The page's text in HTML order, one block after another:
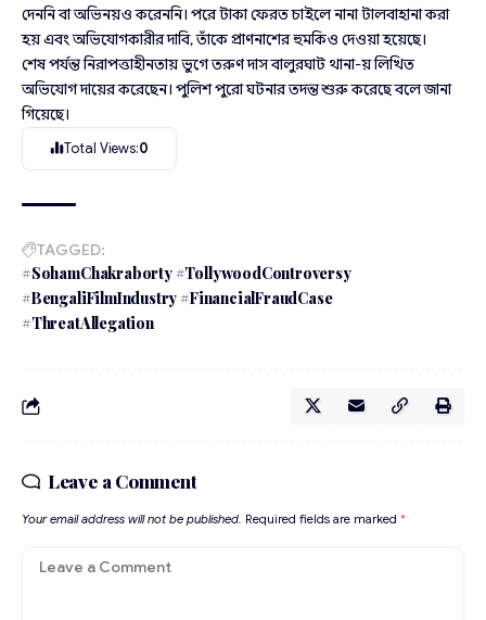
দেননি বা অভিনয়ও করেননি। পরে টাকা ফেরত চাইলে নানা টালবাহানা করা
হয় এবং অভিযোগকারীর দাবি, তাঁকে প্রাণনাশের হুমকিও দেওয়া হয়েছে।
শেষ পর্যন্ত নিরাপত্তাহীনতায় ভুগে তরুণ দাস বালুরঘাট থানা-য় লিখিত
অভিযোগ দায়ের করেছেন। পুলিশ পুরো ঘটনার তদন্ত শুরু করেছে বলে জানা
গিয়েছে।
Total Views:0
TAGGED:
#SohamChakraborty #TollywoodControversy
#BengaliFilmIndustry #FinancialFraudCase
#ThreatAllegation
Leave a Comment
Your email address will not be published. Required fields are marked *